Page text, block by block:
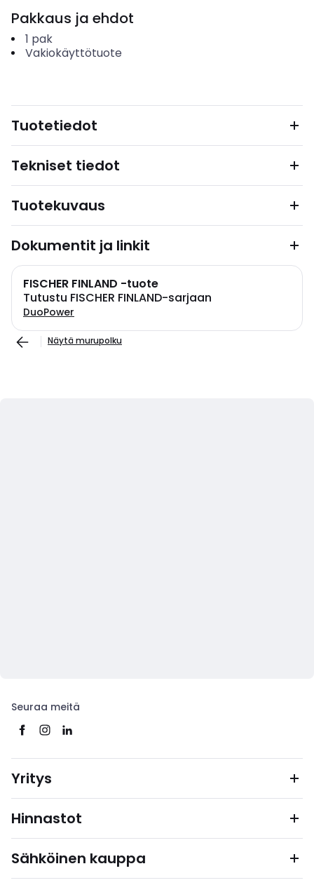
Pakkaus ja ehdot
1 pak
Vakiokäyttötuote
Tuotetiedot
Tekniset tiedot
Tuotekuvaus
Dokumentit ja linkit
FISCHER FINLAND -tuote
Tutustu FISCHER FINLAND-sarjaan
DuoPower
Näytä murupolku
Seuraa meitä
Yritys
Hinnastot
Sähköinen kauppa